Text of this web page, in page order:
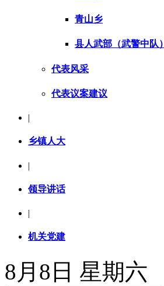
青山乡
县人武部（武警中队）
代表风采
代表议案建议
|
乡镇人大
|
领导讲话
|
机关党建
8月8日 星期六